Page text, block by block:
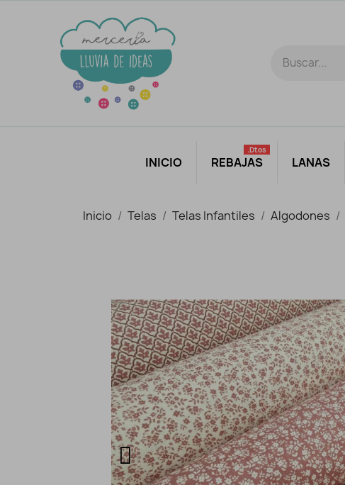
INICIO REBAJAS
.dtos
LANAS
Inicio Telas Telas Infantiles Algodones